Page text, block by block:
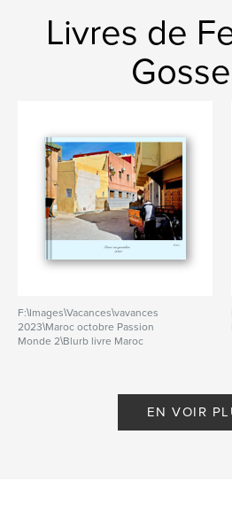
Livres de
F:\Images\Vacances\vavances
2023\Maroc octobre Passion
Monde 2\Blurb livre Maroc
EN VOIR